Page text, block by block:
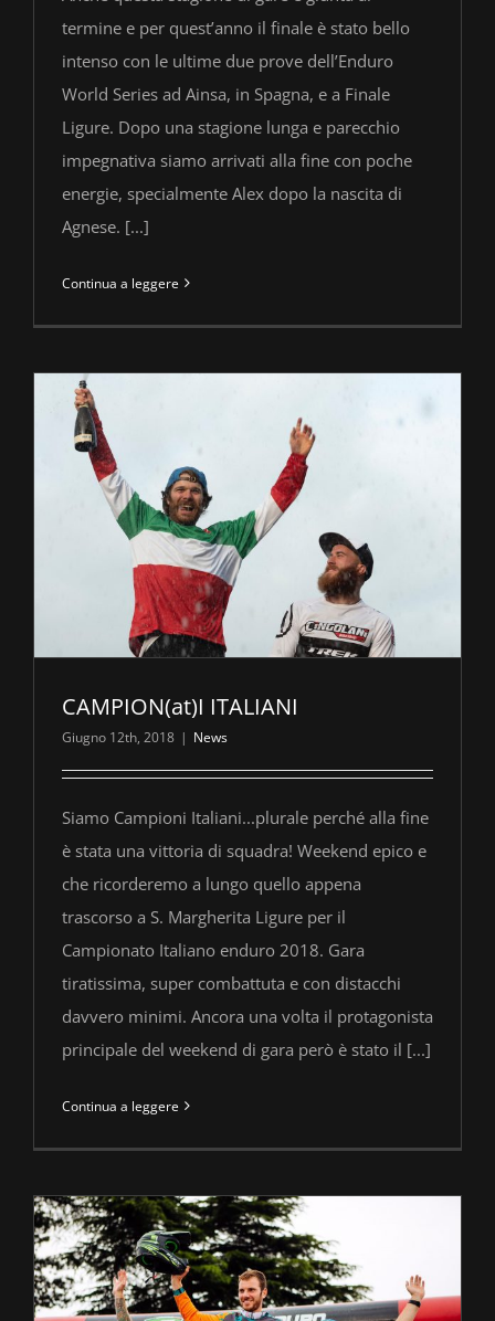
termine e per quest’anno il finale è stato bello
intenso con le ultime due prove dell’Enduro
World Series ad Ainsa, in Spagna, e a Finale
Ligure. Dopo una stagione lunga e parecchio
impegnativa siamo arrivati alla fine con poche
energie, specialmente Alex dopo la nascita di
Agnese. [...]
Continua a leggere
CAMPION(at)I ITALIANI
Giugno 12th, 2018 | News
Siamo Campioni Italiani...plurale perché alla fine
è stata una vittoria di squadra! Weekend epico e
che ricorderemo a lungo quello appena
trascorso a S. Margherita Ligure per il
Campionato Italiano enduro 2018. Gara
tiratissima, super combattuta e con distacchi
davvero minimi. Ancora una volta il protagonista
principale del weekend di gara però è stato il [...]
Continua a leggere